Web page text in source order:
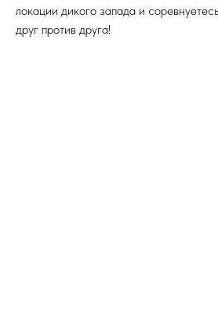
локации дикого запада и
друг против друга!